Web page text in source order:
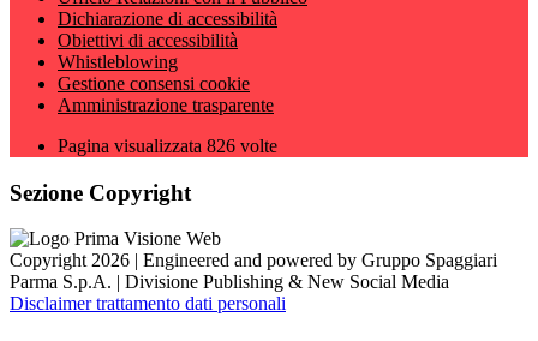
Dichiarazione di accessibilità
Obiettivi di accessibilità
Whistleblowing
Gestione consensi cookie
Amministrazione trasparente
Pagina visualizzata 826 volte
Sezione Copyright
Copyright 2026 | Engineered and powered by Gruppo Spaggiari
Parma S.p.A. | Divisione Publishing & New Social Media
Disclaimer trattamento dati personali